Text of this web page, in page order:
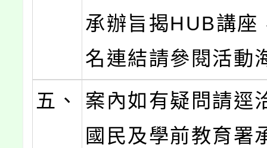
承辦旨揭HUB講座
名連結請參閱活動
五、
案內如有疑問請逕
國民及學前教育署